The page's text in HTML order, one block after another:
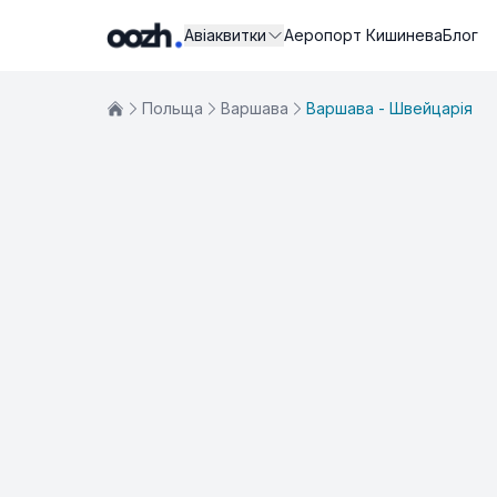
Авіаквитки Аеропорт КишиневаБлог
Польща Варшава Варшава - Швейцарія